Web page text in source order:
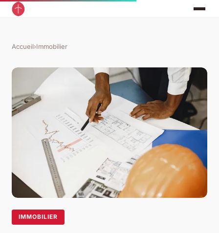
Accueil›Immobilier
IMMOBILIER